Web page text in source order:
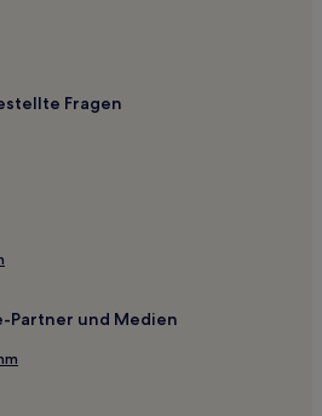
Fragen
Partner und Medien